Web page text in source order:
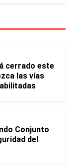
cerrado este
las vías
Conjunto
del